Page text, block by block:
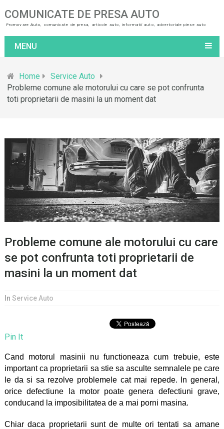
COMUNICATE DE PRESA AUTO
Promovare Auto, comunicate de presa, articole auto, informatii auto, advertoriale piese auto
MENU
Home
Service Auto
Probleme comune ale motorului cu care se pot confrunta
toti proprietarii de masini la un moment dat
Probleme comune ale motorului cu care
se pot confrunta toti proprietarii de
masini la un moment dat
In Service Auto
Pin It
Cand motorul masinii nu functioneaza cum trebuie, este
important ca proprietarii sa stie sa asculte semnalele pe care
le da si sa rezolve problemele cat mai repede. In general,
orice defectiune la motor poate genera defectiuni grave,
conducand la imposibilitatea de a mai porni masina.
Chiar daca proprietarii sunt de multe ori tentati sa amane